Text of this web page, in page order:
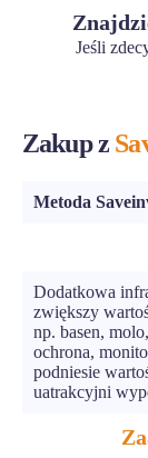
Jeśli
Zakup z
Metoda
Dodatkowa
zwiększy
np. basen,
ochrona,
podniesie
uatrakcyjni